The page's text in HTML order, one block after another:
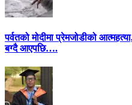
पर्वतको मोदीमा प्रेमजोडीको
बग्दै आएपछि….